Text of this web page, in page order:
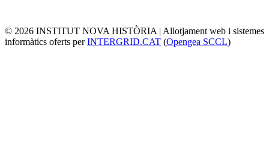
© 2026 INSTITUT NOVA HISTÒRIA | Allotjament web i sistemes
informàtics oferts perINTERGRID.CAT (Opengea SCCL)